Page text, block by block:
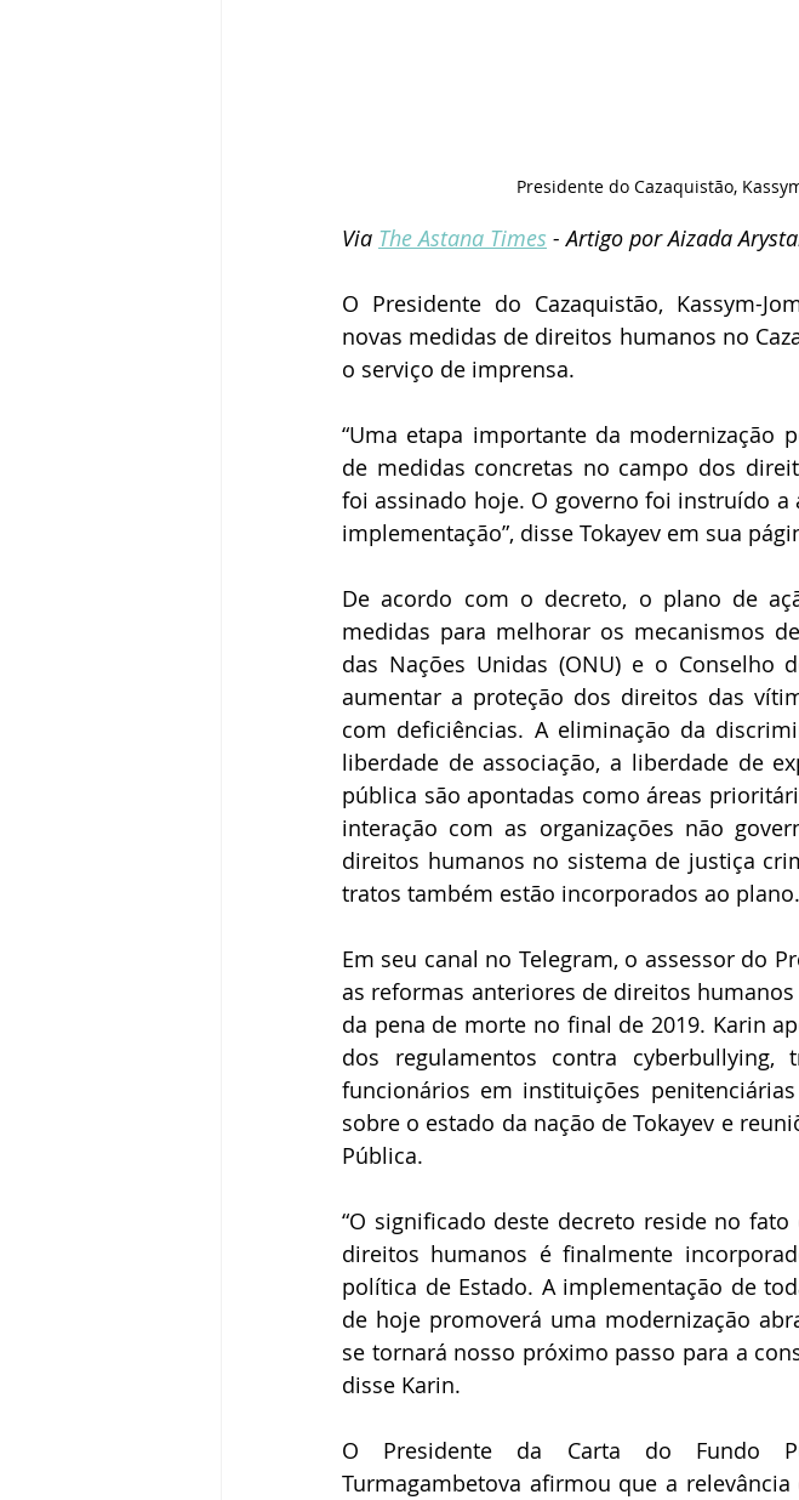
Presidente do Cazaquistão,
Via The Astana Times - Artigo por Aizada
O Presidente do Cazaquistão, Kassym-
novas medidas de direitos humanos no
o serviço de imprensa.
“Uma etapa importante da modernização
de medidas concretas no campo dos
foi assinado hoje. O governo foi instruído a
implementação”, disse Tokayev em sua
De acordo com o decreto, o plano de
medidas para melhorar os mecanismos
das Nações Unidas (ONU) e o Conselho
aumentar a proteção dos direitos das
com deficiências. A eliminação da
liberdade de associação, a liberdade de
pública são apontadas como áreas
interação com as organizações não
direitos humanos no sistema de justiça
tratos também estão incorporados ao plano.
Em seu canal no Telegram, o assessor do
as reformas anteriores de direitos
da pena de morte no final de 2019. Karin
dos regulamentos contra
funcionários em instituições
sobre o estado da nação de Tokayev e
Pública.
“O significado deste decreto reside no
direitos humanos é finalmente
política de Estado. A implementação de
de hoje promoverá uma modernização
se tornará nosso próximo passo para a
disse Karin.
O Presidente da Carta do Fundo
Turmagambetova afirmou que a